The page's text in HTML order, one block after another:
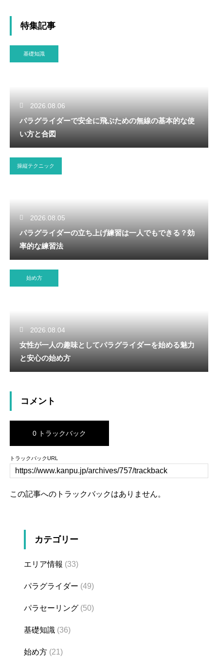
特集記事
基礎知識
2026.08.06
パラグライダーで安全に飛ぶための無線の基本的な使
い方と合図
操縦テクニック
2026.08.05
パラグライダーの立ち上げ練習は一人でもできる？効
率的な練習法
始め方
2026.08.04
女性が一人の趣味としてパラグライダーを始める魅力
と安心の始め方
コメント
0 トラックバック
トラックバックURL
この記事へのトラックバックはありません。
カテゴリー
エリア情報 (33)
パラグライダー (49)
パラセーリング (50)
基礎知識 (36)
始め方 (21)